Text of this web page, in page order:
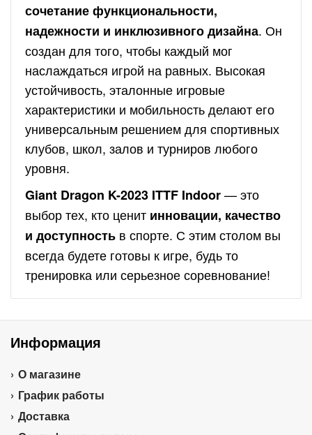
сочетание функциональности,
надежности и инклюзивного дизайна. Он
создан для того, чтобы каждый мог
наслаждаться игрой на равных. Высокая
устойчивость, эталонные игровые
характеристики и мобильность делают его
универсальным решением для спортивных
клубов, школ, залов и турниров любого
уровня.
Giant Dragon K-2023 ITTF Indoor— это
выбор тех, кто ценит инновации, качество
и доступность в спорте. С этим столом вы
всегда будете готовы к игре, будь то
тренировка или серьезное соревнование!
Информация
О магазине
График работы
Доставка